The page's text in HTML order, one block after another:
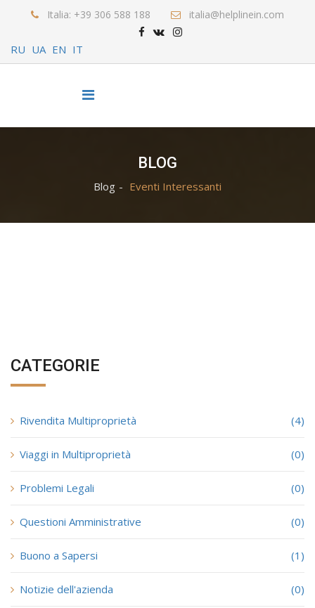
Italia: +39 306 588 188 italia@helplinein.com
RU UA EN IT
BLOG
Blog Eventi Interessanti
CATEGORIE
Rivendita Multiproprietà (4)
Viaggi in Multiproprietà (0)
Problemi Legali (0)
Questioni Amministrative (0)
Buono a Sapersi (1)
Notizie dell'azienda (0)